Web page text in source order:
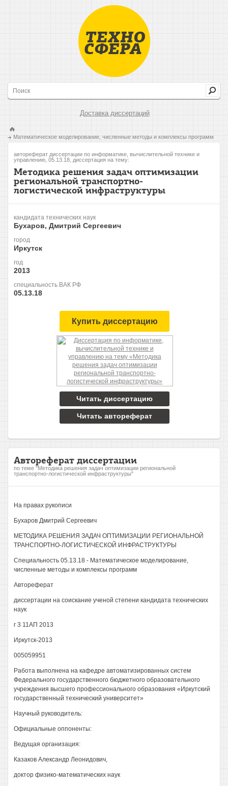
Доставка диссертаций
Математическое моделирование, численные методы и комплексы программ
автореферат диссертации по информатике, вычислительной технике и
управлению, 05.13.18, диссертация на тему:
Методика решения задач оптимизации
региональной транспортно-
логистической инфраструктуры
кандидата технических наук
Бухаров, Дмитрий Сергеевич
город
Иркутск
год
2013
специальность ВАК РФ
05.13.18
Купить диссертацию
Читать диссертацию
Читать автореферат
Автореферат диссертации
по теме "Методика решения задач оптимизации региональной
транспортно-логистической инфраструктуры"
На правах рукописи
Бухаров Дмитрий Сергеевич
МЕТОДИКА РЕШЕНИЯ ЗАДАЧ ОПТИМИЗАЦИИ РЕГИОНАЛЬНОЙ
ТРАНСПОРТНО-ЛОГИСТИЧЕСКОЙ ИНФРАСТРУКТУРЫ
Специальность 05.13.18 - Математическое моделирование,
численные методы и комплексы программ
Автореферат
диссертации на соискание ученой степени кандидата технических
наук
г 3 11АП 2013
Иркутск-2013
005059951
Работа выполнена на кафедре автоматизированных систем
Федерального государственного бюджетного образовательного
учреждения высшего профессионального образования «Иркутский
государственный технический университет»
Научный руководитель:
Официальные оппоненты:
Ведущая организация:
Казаков Александр Леонидович,
доктор физико-математических наук